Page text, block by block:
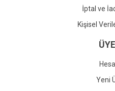
İptal ve
Kişisel
Yeni